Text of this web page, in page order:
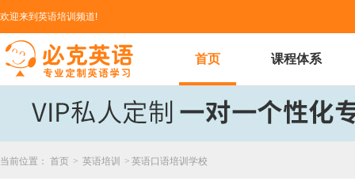
欢迎来到英语培训频道!
首页 课程体系
当前位置： 首页 > 英语培训 > 英语口语培训学校